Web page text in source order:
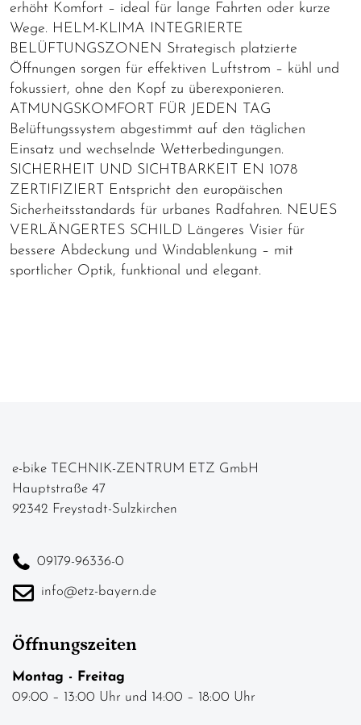
erhöht Komfort – ideal für lange Fahrten oder kurze
Wege. HELM-KLIMA INTEGRIERTE
BELÜFTUNGSZONEN Strategisch platzierte
Öffnungen sorgen für effektiven Luftstrom – kühl und
fokussiert, ohne den Kopf zu überexponieren.
ATMUNGSKOMFORT FÜR JEDEN TAG
Belüftungssystem abgestimmt auf den täglichen
Einsatz und wechselnde Wetterbedingungen.
SICHERHEIT UND SICHTBARKEIT EN 1078
ZERTIFIZIERT Entspricht den europäischen
Sicherheitsstandards für urbanes Radfahren. NEUES
VERLÄNGERTES SCHILD Längeres Visier für
bessere Abdeckung und Windablenkung – mit
sportlicher Optik, funktional und elegant.
e-bike TECHNIK-ZENTRUM ETZ GmbH
Hauptstraße 47
92342 Freystadt-Sulzkirchen
09179-96336-0
info@etz-bayern.de
Öffnungszeiten
Montag - Freitag
09:00 – 13:00 Uhr und 14:00 – 18:00 Uhr